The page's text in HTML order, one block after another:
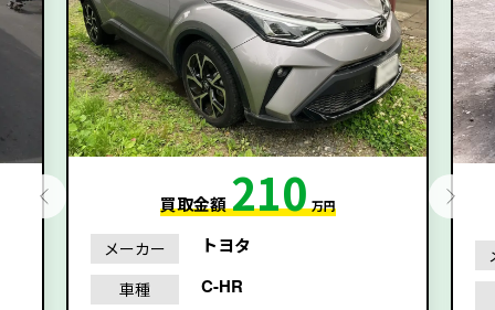
買取金額210 万円
メーカー トヨタ
車種 C-HR